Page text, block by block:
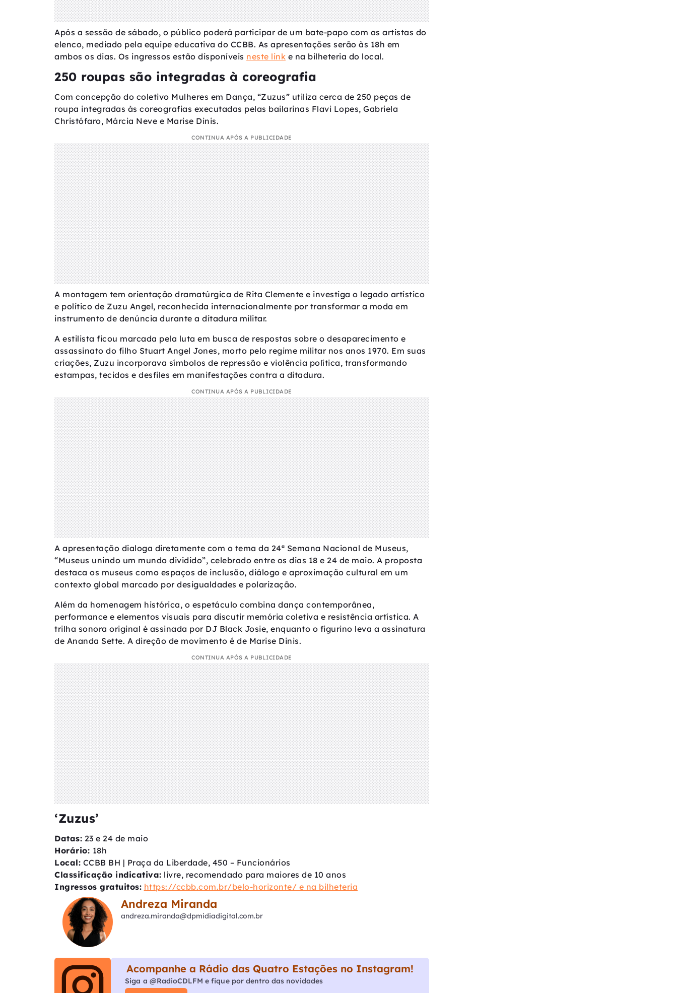
Após a sessão de sábado, o público poderá participar de um bate-papo com as artistas do
elenco, mediado pela equipe educativa do CCBB. As apresentações serão às 18h em
ambos os dias. Os ingressos estão disponíveis neste link e na bilheteria do local.
250 roupas são integradas à coreografia
Com concepção do coletivo Mulheres em Dança, “Zuzus” utiliza cerca de 250 peças de
roupa integradas às coreografias executadas pelas bailarinas Flavi Lopes, Gabriela
Christófaro, Márcia Neve e Marise Dinis.
CONTINUA APÓS A PUBLICIDADE
A montagem tem orientação dramatúrgica de Rita Clemente e investiga o legado artístico
e político de Zuzu Angel, reconhecida internacionalmente por transformar a moda em
instrumento de denúncia durante a ditadura militar.
A estilista ficou marcada pela luta em busca de respostas sobre o desaparecimento e
assassinato do filho Stuart Angel Jones, morto pelo regime militar nos anos 1970. Em suas
criações, Zuzu incorporava símbolos de repressão e violência política, transformando
estampas, tecidos e desfiles em manifestações contra a ditadura.
CONTINUA APÓS A PUBLICIDADE
A apresentação dialoga diretamente com o tema da 24ª Semana Nacional de Museus,
“Museus unindo um mundo dividido”, celebrado entre os dias 18 e 24 de maio. A proposta
destaca os museus como espaços de inclusão, diálogo e aproximação cultural em um
contexto global marcado por desigualdades e polarização.
Além da homenagem histórica, o espetáculo combina dança contemporânea,
performance e elementos visuais para discutir memória coletiva e resistência artística. A
trilha sonora original é assinada por DJ Black Josie, enquanto o figurino leva a assinatura
de Ananda Sette. A direção de movimento é de Marise Dinis.
CONTINUA APÓS A PUBLICIDADE
‘Zuzus’
Datas: 23 e 24 de maio
Horário: 18h
Local: CCBB BH | Praça da Liberdade, 450 – Funcionários
Classificação indicativa: livre, recomendado para maiores de 10 anos
Ingressos gratuitos: https://ccbb.com.br/belo-horizonte/ e na bilheteria
Andreza Miranda
andreza.miranda@dpmidiadigital.com.br
Acompanhe a Rádio das Quatro Estações no Instagram!
Siga a @RadioCDLFM e fique por dentro das novidades